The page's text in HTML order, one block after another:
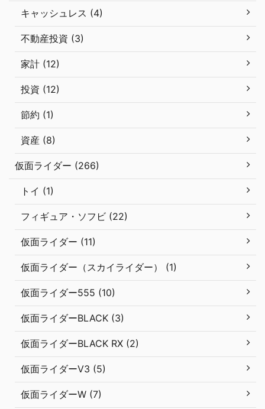
キャッシュレス (4)
不動産投資 (3)
家計 (12)
投資 (12)
節約 (1)
資産 (8)
仮面ライダー (266)
トイ (1)
フィギュア・ソフビ (22)
仮面ライダー (11)
仮面ライダー（スカイライダー） (1)
仮面ライダー555 (10)
仮面ライダーBLACK (3)
仮面ライダーBLACK RX (2)
仮面ライダーV3 (5)
仮面ライダーW (7)